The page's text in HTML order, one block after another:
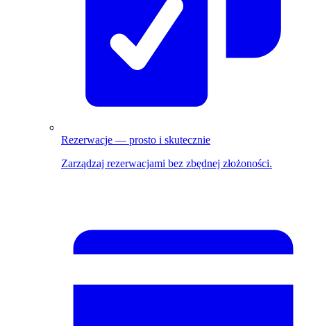
Rezerwacje — prosto i skutecznie
Zarządzaj rezerwacjami bez zbędnej złożoności.